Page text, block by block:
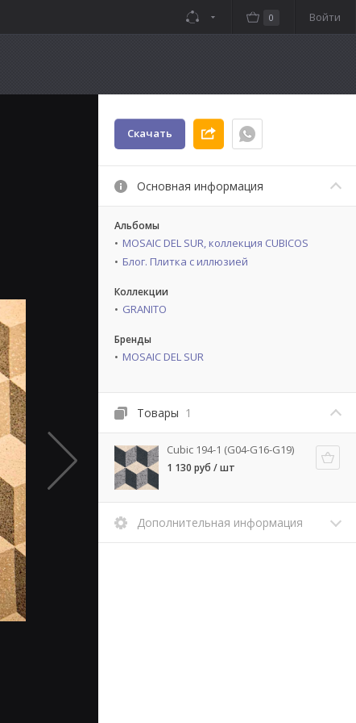
Войти
0
Скачать
Основная информация
Альбомы
MOSAIC DEL SUR, коллекция CUBICOS
Блог. Плитка с иллюзией
Коллекции
GRANITO
Бренды
MOSAIC DEL SUR
Товары 1
Cubic 194-1 (G04-G16-G19)
1 130 руб / шт
Дополнительная информация